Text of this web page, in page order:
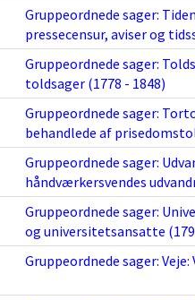
Gruppeordnede sager:
pressecensur, aviser og
Gruppeordnede sager:
toldsager (1778 - 1848)
Gruppeordnede sager:
behandlede af
Gruppeordnede sager:
håndværkersvendes
Gruppeordnede sager:
og universitetsansatte
Gruppeordnede sager: Veje: